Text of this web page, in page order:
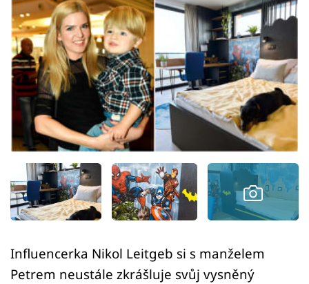
Design
Sledujte prima+
Přihlášení
Sledujte nás
Influencerka Nikol Leitgeb si s manželem
Petrem neustále zkrášluje svůj vysněný